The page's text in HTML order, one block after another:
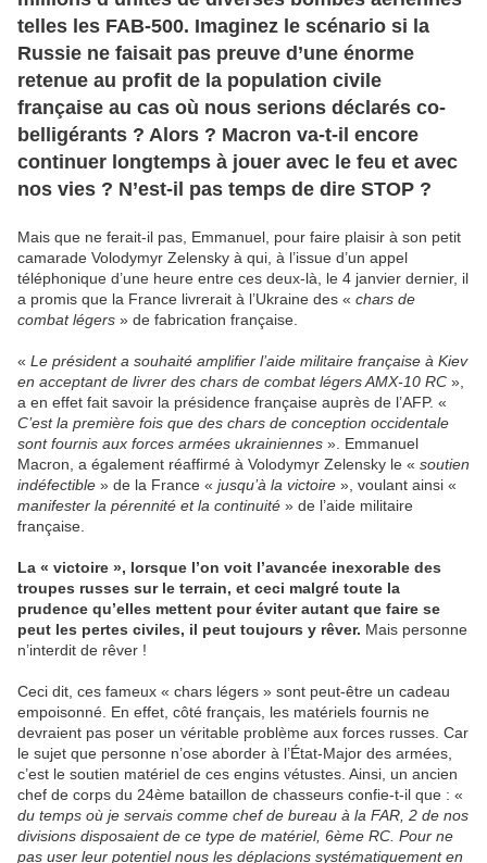
telles les FAB-500. Imaginez le scénario si la
Russie ne faisait pas preuve d’une énorme
retenue au profit de la population civile
française au cas où nous serions déclarés co-
belligérants ? Alors ? Macron va-t-il encore
continuer longtemps à jouer avec le feu et avec
nos vies ? N’est-il pas temps de dire STOP ?
Mais que ne ferait-il pas, Emmanuel, pour faire plaisir à son petit
camarade Volodymyr Zelensky à qui, à l’issue d’un appel
téléphonique d’une heure entre ces deux-là, le 4 janvier dernier, il
a promis que la France livrerait à l’Ukraine des « chars de
combat légers » de fabrication française.
« Le président a souhaité amplifier l’aide militaire française à Kiev
en acceptant de livrer des chars de combat légers AMX-10 RC »,
a en effet fait savoir la présidence française auprès de l’AFP. «
C’est la première fois que des chars de conception occidentale
sont fournis aux forces armées ukrainiennes ». Emmanuel
Macron, a également réaffirmé à Volodymyr Zelensky le « soutien
indéfectible » de la France « jusqu’à la victoire », voulant ainsi «
manifester la pérennité et la continuité » de l’aide militaire
française.
La « victoire », lorsque l’on voit l’avancée inexorable des
troupes russes sur le terrain, et ceci malgré toute la
prudence qu’elles mettent pour éviter autant que faire se
peut les pertes civiles, il peut toujours y rêver. Mais personne
n’interdit de rêver !
Ceci dit, ces fameux « chars légers » sont peut-être un cadeau
empoisonné. En effet, côté français, les matériels fournis ne
devraient pas poser un véritable problème aux forces russes. Car
le sujet que personne n’ose aborder à l’État-Major des armées,
c’est le soutien matériel de ces engins vétustes. Ainsi, un ancien
chef de corps du 24ème bataillon de chasseurs confie-t-il que : «
du temps où je servais comme chef de bureau à la FAR, 2 de nos
divisions disposaient de ce type de matériel, 6ème RC. Pour ne
pas user leur potentiel nous les déplacions systématiquement en